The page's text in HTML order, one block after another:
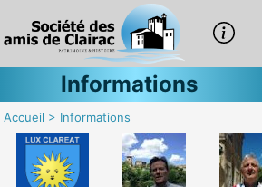
Informations
Accueil > Informations